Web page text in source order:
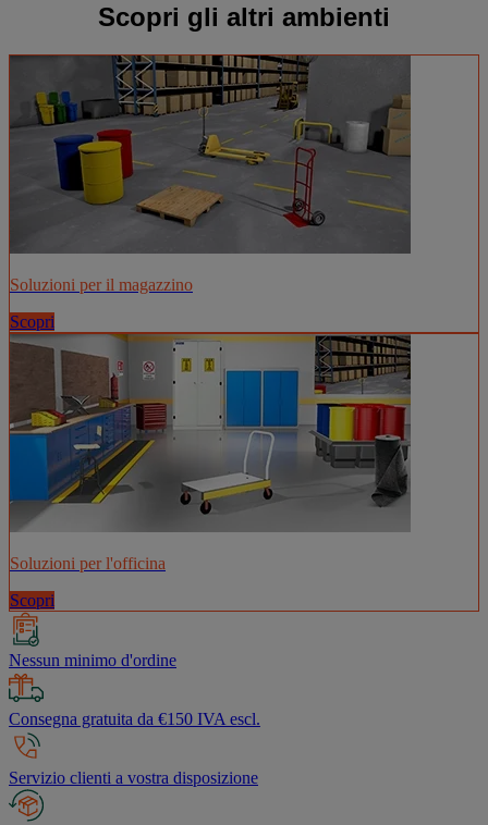
Scopri gli altri ambienti
Soluzioni per il magazzino
Scopri
Soluzioni per l'officina
Scopri
Nessun minimo d'ordine
Consegna gratuita da €150 IVA escl.
Servizio clienti a vostra disposizione